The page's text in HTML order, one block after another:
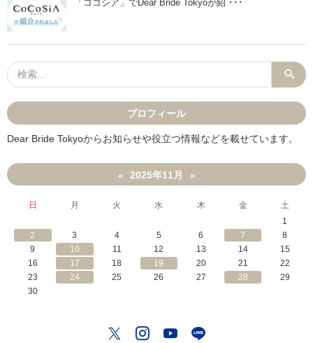
「ココシア」でDear Bride Tokyoが紹 ･･･
プロフィール
Dear Bride Tokyoからお知らせや役立つ情報などを載せています。
« 2025年11月 »
日 月 火 水 木 金
土
1
2
3 4 5 6 7
8
9
10 11 12 13 14
15
16
17 18 19 20 21
22
23
24 25 26 27 28
29
30
TwitterInstagram
YouTube